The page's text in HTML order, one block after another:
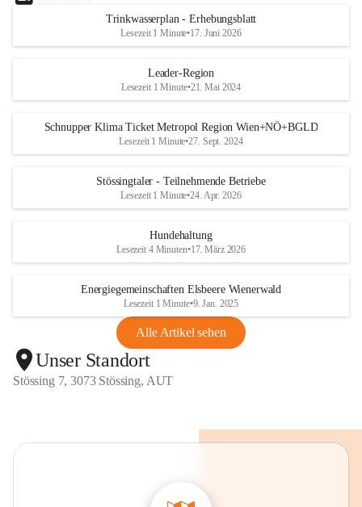
Trinkwasserplan - Erhebungsblatt
Lesezeit 1 Minute•17. Juni 2026
Leader-Region
Lesezeit 1 Minute•21. Mai 2024
Schnupper Klima Ticket Metropol Region Wien+NÖ+BGLD
Lesezeit 1 Minute•27. Sept. 2024
Stössingtaler - Teilnehmende Betriebe
Lesezeit 1 Minute•24. Apr. 2026
Hundehaltung
Lesezeit 4 Minuten•17. März 2026
Energiegemeinschaften Elsbeere Wienerwald
Lesezeit 1 Minute•9. Jan. 2025
Alle Artikel sehen
Unser Standort
Stössing 7, 3073 Stössing, AUT